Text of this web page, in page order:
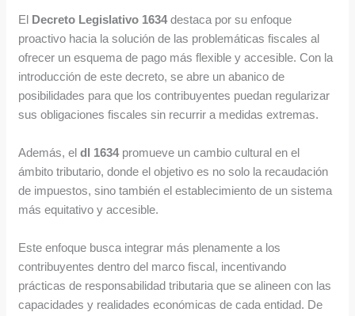
El Decreto Legislativo 1634destaca por su enfoque
proactivo hacia la solución de las problemáticas fiscales al
ofrecer un esquema de pago más flexible y accesible. Con la
introducción de este decreto, se abre un abanico de
posibilidades para que los contribuyentes puedan regularizar
sus obligaciones fiscales sin recurrir a medidas extremas.
Además, eldl 1634promueve un cambio cultural en el
ámbito tributario, donde el objetivo es no solo la recaudación
de impuestos, sino también el establecimiento de un sistema
más equitativo y accesible.
Este enfoque busca integrar más plenamente a los
contribuyentes dentro del marco fiscal, incentivando
prácticas de responsabilidad tributaria que se alineen con las
capacidades y realidades económicas de cada entidad. De